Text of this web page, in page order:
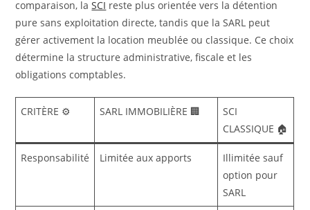
comparaison, laSCI reste plus orientée vers la détention
pure sans exploitation directe, tandis que la SARL peut
gérer activement la location meublée ou classique. Ce choix
détermine la structure administrative, fiscale et les
obligations comptables.
CRITÈRE ⚙️ SARL IMMOBILIÈRE 🏢
SCI
CLASSIQUE 🏠
Responsabilité Limitée aux apports
Illimitée sauf
option pour
SARL